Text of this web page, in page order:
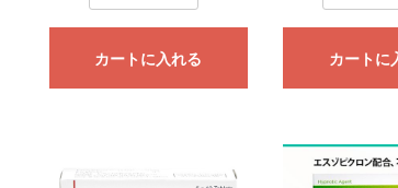
カートに入れる カートに